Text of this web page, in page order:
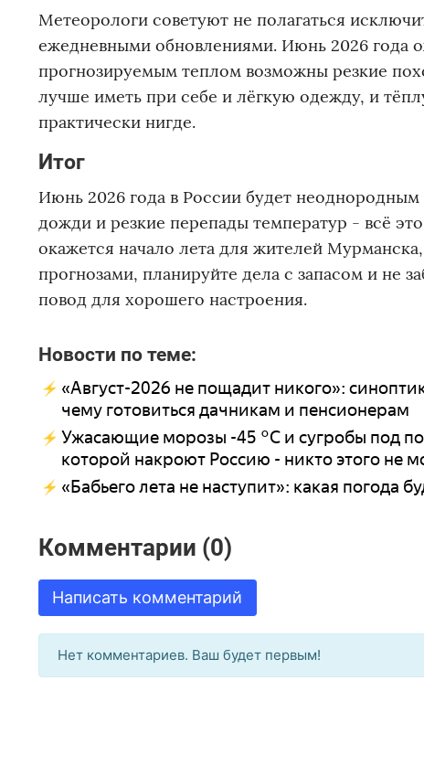
Метеорологи советуют не полагаться
ежедневными обновлениями. Июнь 2026 года
прогнозируемым теплом возможны резкие
лучше иметь при себе и лёгкую одежду, и
практически нигде.
Итог
Июнь 2026 года в России будет
дожди и резкие перепады температур - всё
окажется начало лета для жителей
прогнозами, планируйте дела с запасом и не
повод для хорошего настроения.
Новости по теме:
«Август-2026 не пощадит никого»:
чему готовиться дачникам и пенсионерам
Ужасающие морозы -45 °C и сугробы под
которой накроют Россию - никто этого не
«Бабьего лета не наступит»: какая погода
Комментарии (0)
Написать комментарий
Нет комментариев. Ваш будет первым!